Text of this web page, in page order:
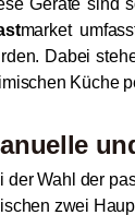
Geräte sind
market
Dabei
Küche
der Wahl der
zwei